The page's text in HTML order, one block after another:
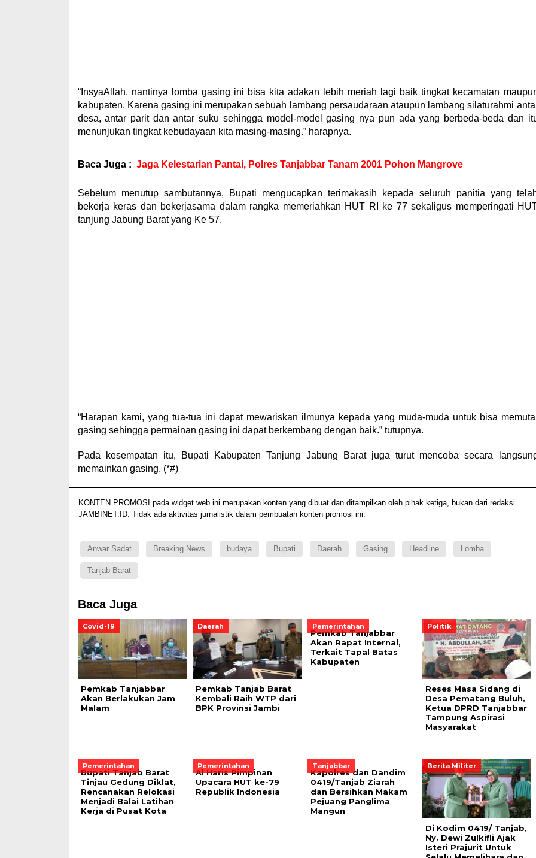
“InsyaAllah, nantinya lomba gasing ini bisa kita adakan lebih meriah lagi baik tingkat kecamatan
kabupaten. Karena gasing ini merupakan sebuah lambang persaudaraan ataupun lambang silaturahmi
desa, antar parit dan antar suku sehingga model-model gasing nya pun ada yang berbeda-beda dan
menunjukan tingkat kebudayaan kita masing-masing.” harapnya.
Baca Juga : Jaga Kelestarian Pantai, Polres Tanjabbar Tanam 2001 Pohon Mangrove
Sebelum menutup sambutannya, Bupati mengucapkan terimakasih kepada seluruh panitia yang
bekerja keras dan bekerjasama dalam rangka memeriahkan HUT RI ke 77 sekaligus memperingati
tanjung Jabung Barat yang Ke 57.
“Harapan kami, yang tua-tua ini dapat mewariskan ilmunya kepada yang muda-muda untuk bisa
gasing sehingga permainan gasing ini dapat berkembang dengan baik.” tutupnya.
Pada kesempatan itu, Bupati Kabupaten Tanjung Jabung Barat juga turut mencoba secara
memainkan gasing. (*#)
KONTEN PROMOSI pada widget web ini merupakan konten yang dibuat dan ditampilkan oleh pihak ketiga, bukan dari redaksi
JAMBINET.ID. Tidak ada aktivitas jurnalistik dalam pembuatan konten promosi ini.
Anwar Sadat Breaking News budaya Bupati Daerah Gasing Headline Lomba
Tanjab Barat
Baca Juga
Covid-19
Pemkab Tanjabbar
Akan Berlakukan Jam
Malam
Daerah
Pemkab Tanjab Barat
Kembali Raih WTP dari
BPK Provinsi Jambi
Pemerintahan
Pemkab Tanjabbar
Akan Rapat Internal,
Terkait Tapal Batas
Kabupaten
Politik
Reses Masa Sidang di
Desa Pematang Buluh,
Ketua DPRD Tanjabbar
Tampung Aspirasi
Masyarakat
Pemerintahan
Bupati Tanjab Barat
Tinjau Gedung Diklat,
Rencanakan Relokasi
Menjadi Balai Latihan
Kerja di Pusat Kota
Pemerintahan
Al Haris Pimpinan
Upacara HUT ke-79
Republik Indonesia
Tanjabbar
Kapolres dan Dandim
0419/Tanjab Ziarah
dan Bersihkan Makam
Pejuang Panglima
Mangun
Berita Militer
Di Kodim 0419/ Tanjab,
Ny. Dewi Zulkifli Ajak
Isteri Prajurit Untuk